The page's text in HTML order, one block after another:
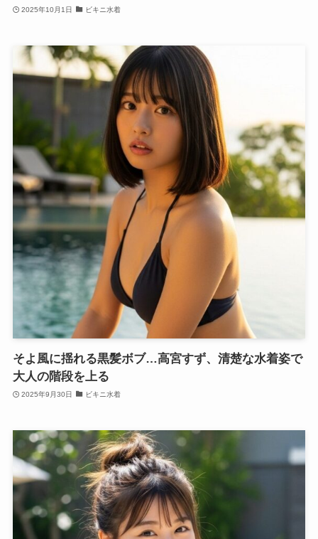
2025年10月1日 ビキニ水着
そよ風に揺れる黒髪ボブ…高宮すず、清楚な水着姿で
大人の階段を上る
2025年9月30日 ビキニ水着